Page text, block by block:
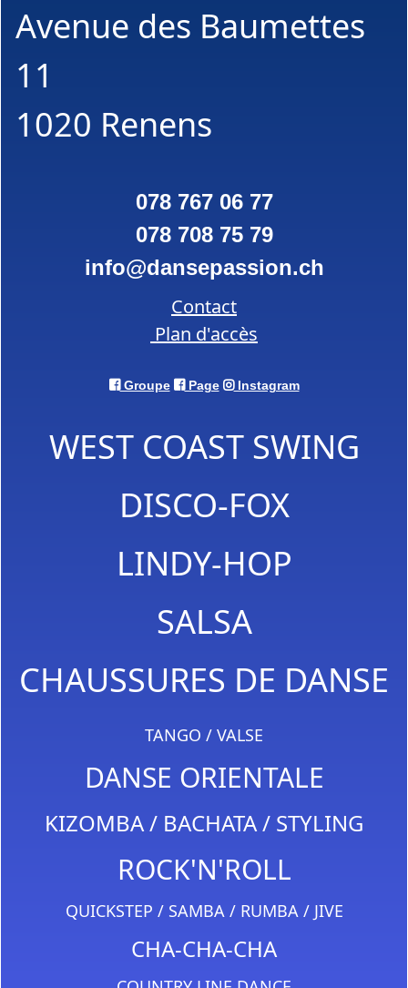
Avenue des Baumettes
11
1020 Renens
078 767 06 77
078 708 75 79
info
dansepassion.ch
Contact
Plan d'accès
Groupe Page Instagram
WEST COAST SWING
DISCO-FOX
LINDY-HOP
SALSA
CHAUSSURES DE DANSE
TANGO / VALSE
DANSE ORIENTALE
KIZOMBA / BACHATA / STYLING
ROCK'N'ROLL
QUICKSTEP / SAMBA / RUMBA / JIVE
CHA-CHA-CHA